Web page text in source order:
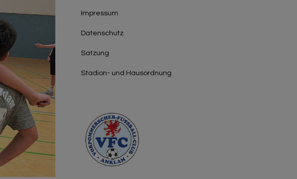
Impressum
Datenschutz
Satzung
Stadion- und Hausordnung